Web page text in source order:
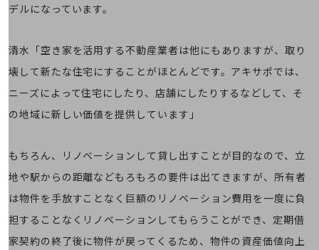
トレンド記事特集
サービス・ソリューション
中堅中小企業のビジネスをサポート！
お悩みから見つける
ネットワーク
モバイル・音声
バックオフィス
デルになっています。
清水「空き家を活用する不動産業者は他にもありますが、取り
壊して新たな住宅にすることがほとんどです。アキサポでは、
ニーズによって住宅にしたり、店舗にしたりするなどして、そ
の地域に新しい価値を提供しています」
もちろん、リノベーションして貸し出すことが目的なので、立
地や駅からの距離などもろもろの要件は出てきますが、所有者
は物件を手放すことなく巨額のリノベーション費用を一度に負
担することなくリノベーションしてもらうことができ、定期借
家契約の終了後に物件が戻ってくるため、物件の資産価値向上